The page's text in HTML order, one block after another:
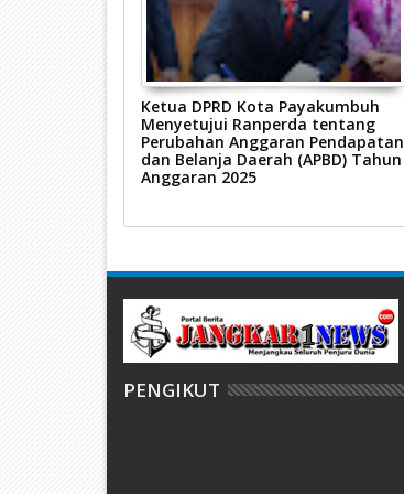
Ketua DPRD Kota Payakumbuh
Menyetujui Ranperda tentang
Perubahan Anggaran Pendapatan
dan Belanja Daerah (APBD) Tahun
Anggaran 2025
PENGIKUT